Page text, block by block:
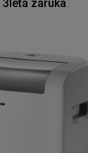
3letá záruka.